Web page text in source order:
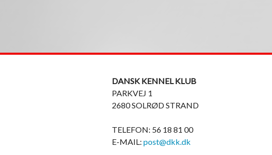
DANSK KENNEL KLUB
PARKVEJ 1
2680 SOLRØD STRAND
TELEFON: 56 18 81 00
E-MAIL: post@dkk.dk